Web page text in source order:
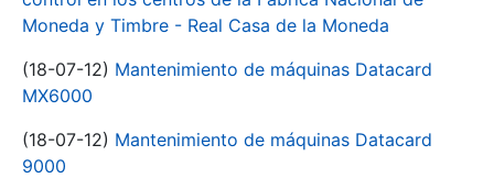
Moneda y Timbre - Real Casa de la Moneda
(18-07-12) Mantenimiento de máquinas Datacard
MX6000
(18-07-12) Mantenimiento de máquinas Datacard
9000